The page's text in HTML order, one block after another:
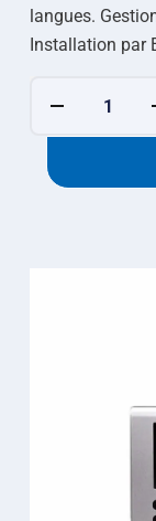
langues.
Installation par